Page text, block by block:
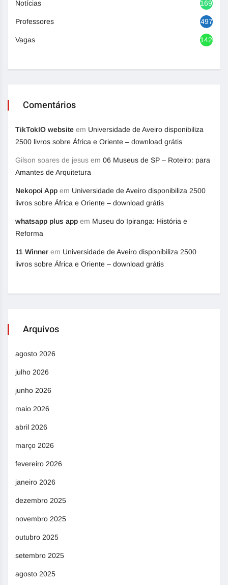
Notícias 1692
Professores 497
Vagas 1420
Comentários
TikTokIO website em Universidade de Aveiro disponibiliza
2500 livros sobre África e Oriente – download grátis
Gilson soares de jesus em 06 Museus de SP – Roteiro: para
Amantes de Arquitetura
Nekopoi App em Universidade de Aveiro disponibiliza 2500
livros sobre África e Oriente – download grátis
whatsapp plus app em Museu do Ipiranga: História e
Reforma
11 Winner em Universidade de Aveiro disponibiliza 2500
livros sobre África e Oriente – download grátis
Arquivos
agosto 2026
julho 2026
junho 2026
maio 2026
abril 2026
março 2026
fevereiro 2026
janeiro 2026
dezembro 2025
novembro 2025
outubro 2025
setembro 2025
agosto 2025